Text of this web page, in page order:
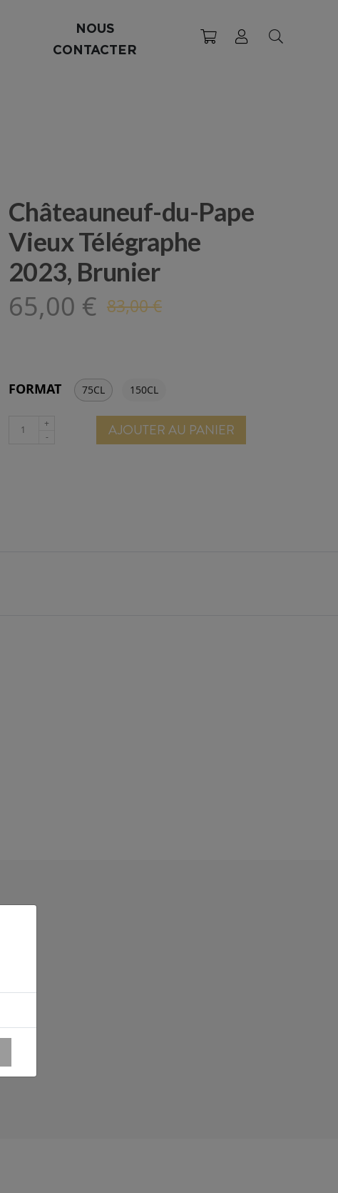
NOUS
CONTACTER
Châteauneuf-du-Pape
Vieux Télégraphe
2023, Brunier
65,00 € 83,00 €
FORMAT 75CL 150CL
AJOUTER AU PANIER